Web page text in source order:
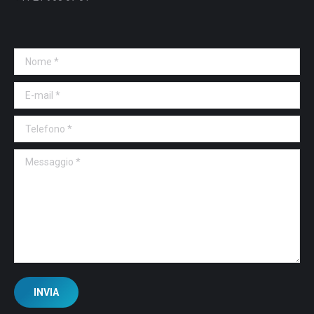
Nome *
E-mail *
Telefono *
Messaggio *
INVIA